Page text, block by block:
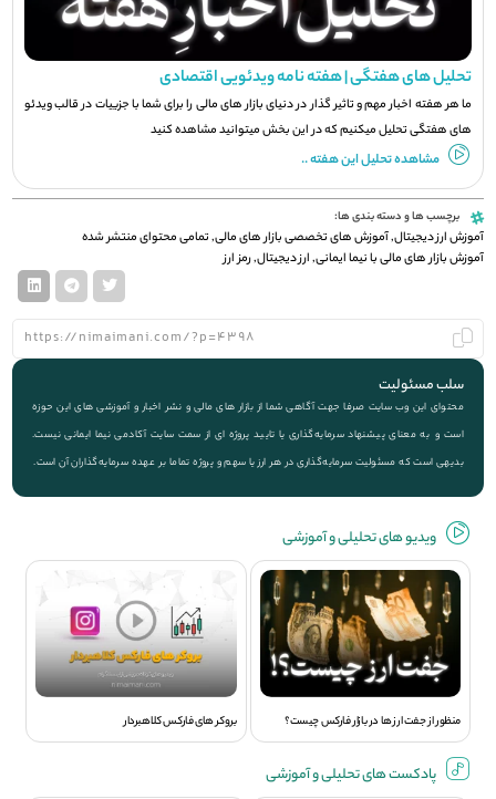
تحلیل های هفتگی | هفته نامه ویدئویی اقتصادی
ما هر هفته اخبار مهم و تاثیر گذار در دنیای بازار های مالی را برای شما با جزيیات در قالب ویدئو
های هفتگی تحلیل میکنیم که در این بخش میتوانید مشاهده کنید
مشاهده تحلیل این هفته ..
برچسب ها و دسته بندی ها:
آموزش ارز دیجیتال,آموزش های تخصصی بازار های مالی,تمامی محتوای منتشر شده
آموزش بازار های مالی با نیما ایمانی,ارز دیجیتال,رمز ارز
سلب مسئولیت
محتوای این وب سایت صرفا جهت آگاهی شما از بازار های مالی و نشر اخبار و آموزشی های این حوزه
است و به معنای پیشنهاد سرمایه‌گذاری یا تایید پروژه ای از سمت سایت آکادمی نیما ایمانی نیست.
بدیهی است که مسئولیت سرمایه‌گذاری در هر ارز یا سهم و پروژه تماما بر عهده سرمایه‌گذاران آن است.
ویديو های تحلیلی و آموزشی
منظور از جفت ارز ها در بازار فارکس چیست؟ بروکر های فارکس کلاهبردار
پادکست های تحلیلی و آموزشی